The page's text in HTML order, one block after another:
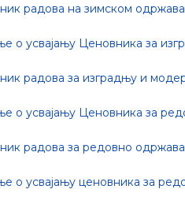
радова на зимском
о усвајању Ценовника за
радова за изградњу и
о усвајању Ценовника за
радова за редовно
о усвајању ценовника за